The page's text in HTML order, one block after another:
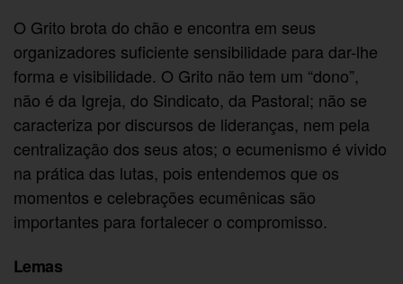
O Grito brota do chão e encontra em seus
organizadores suficiente sensibilidade para dar-lhe
forma e visibilidade. O Grito não tem um “dono”,
não é da Igreja, do Sindicato, da Pastoral; não se
caracteriza por discursos de lideranças, nem pela
centralização dos seus atos; o ecumenismo é vivido
na prática das lutas, pois entendemos que os
momentos e celebrações ecumênicas são
importantes para fortalecer o compromisso.
Lemas